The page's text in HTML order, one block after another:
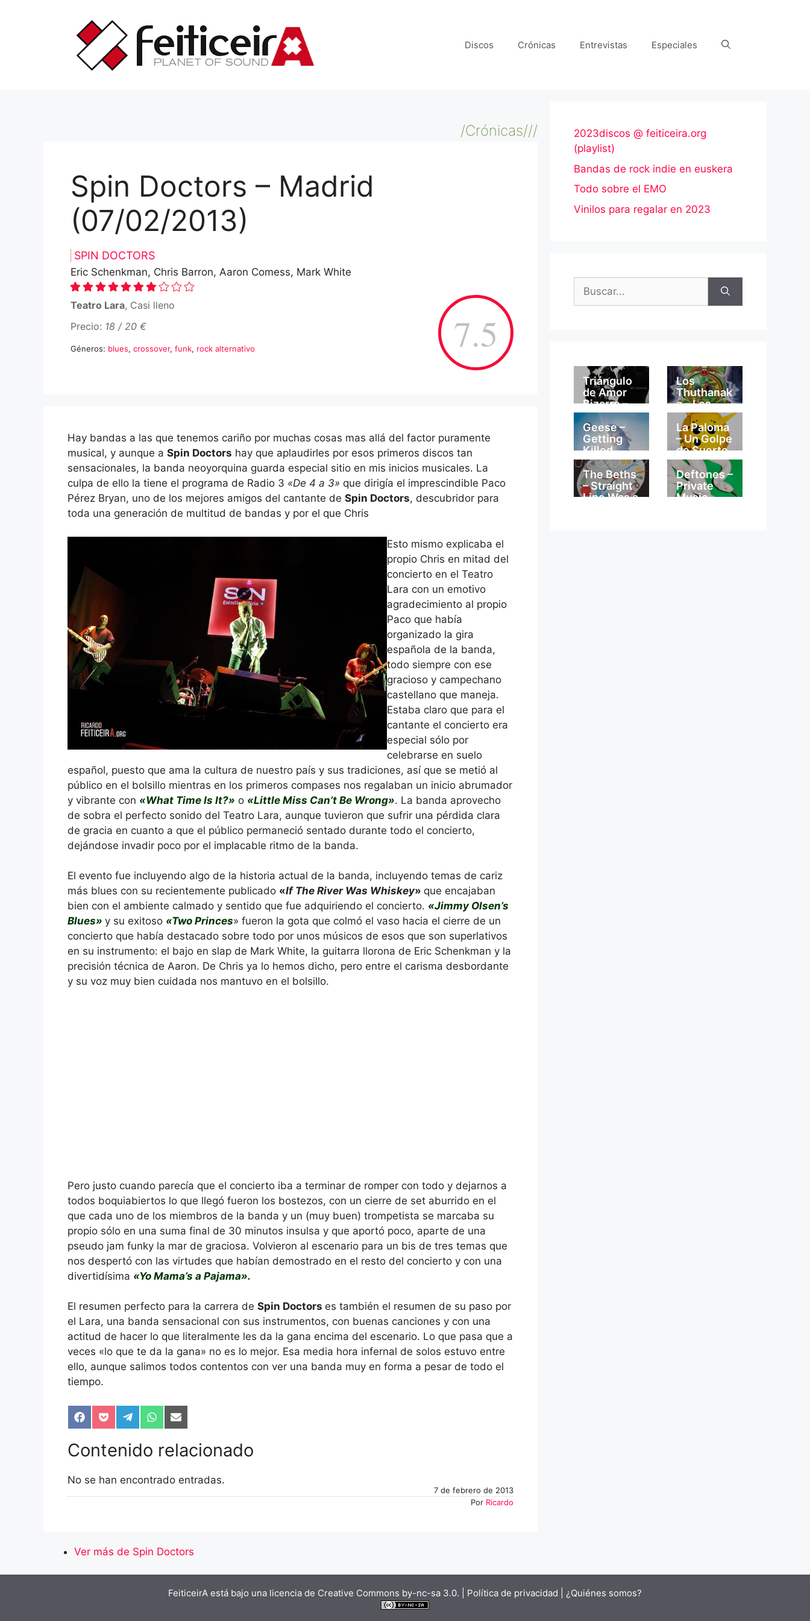
Discos Crónicas Entrevistas Especiales
/Crónicas///
Spin Doctors – Madrid
(07/02/2013)
SPIN DOCTORS
Eric Schenkman, Chris Barron, Aaron Comess, Mark White
7.5
Teatro Lara, Casi lleno
Precio: 18 / 20 €
Géneros: blues, crossover, funk, rock alternativo
Hay bandas a las que tenemos cariño por muchas cosas mas allá del factor puramente
musical, y aunque a Spin Doctors hay que aplaudirles por esos primeros discos tan
sensacionales, la banda neoyorquina guarda especial sitio en mis inicios musicales. La
culpa de ello la tiene el programa de Radio 3 «De 4 a 3» que dirigía el imprescindible Paco
Pérez Bryan, uno de los mejores amigos del cantante de Spin Doctors, descubridor para
toda una generación de multitud de bandas y por el que Chris
Esto mismo explicaba el
propio Chris en mitad del
concierto en el Teatro
Lara con un emotivo
agradecimiento al propio
Paco que había
organizado la gira
española de la banda,
todo siempre con ese
gracioso y campechano
castellano que maneja.
Estaba claro que para el
cantante el concierto era
especial sólo por
celebrarse en suelo
español, puesto que ama la cultura de nuestro país y sus tradiciones, así que se metió al
público en el bolsillo mientras en los primeros compases nos regalaban un inicio abrumador
y vibrante con «What Time Is It?» o «Little Miss Can’t Be Wrong». La banda aprovecho
de sobra el perfecto sonido del Teatro Lara, aunque tuvieron que sufrir una pérdida clara
de gracia en cuanto a que el público permaneció sentado durante todo el concierto,
dejándose invadir poco por el implacable ritmo de la banda.
El evento fue incluyendo algo de la historia actual de la banda, incluyendo temas de cariz
más blues con su recientemente publicado «If The River Was Whiskey» que encajaban
bien con el ambiente calmado y sentido que fue adquiriendo el concierto. «Jimmy Olsen’s
Blues» y su exitoso «Two Princes» fueron la gota que colmó el vaso hacia el cierre de un
concierto que había destacado sobre todo por unos músicos de esos que son superlativos
en su instrumento: el bajo en slap de Mark White, la guitarra llorona de Eric Schenkman y la
precisión técnica de Aaron. De Chris ya lo hemos dicho, pero entre el carisma desbordante
y su voz muy bien cuidada nos mantuvo en el bolsillo.
Pero justo cuando parecía que el concierto iba a terminar de romper con todo y dejarnos a
todos boquiabiertos lo que llegó fueron los bostezos, con un cierre de set aburrido en el
que cada uno de los miembros de la banda y un (muy buen) trompetista se marcaba su
propio sólo en una suma final de 30 minutos insulsa y que aportó poco, aparte de una
pseudo jam funky la mar de graciosa. Volvieron al escenario para un bis de tres temas que
nos despertó con las virtudes que habían demostrado en el resto del concierto y con una
divertidísima «Yo Mama’s a Pajama».
El resumen perfecto para la carrera de Spin Doctors es también el resumen de su paso por
el Lara, una banda sensacional con sus instrumentos, con buenas canciones y con una
actitud de hacer lo que literalmente les da la gana encima del escenario. Lo que pasa que a
veces «lo que te da la gana» no es lo mejor. Esa media hora infernal de solos estuvo entre
ello, aunque salimos todos contentos con ver una banda muy en forma a pesar de todo el
tiempo.
Compartir
en
Facebook
Compartir
en
Pocket
Compartir
en
Telegram
Compartir
en
WhatsApp
Compartir
en
Email
Contenido relacionado
No se han encontrado entradas.
7 de febrero de 2013
Por Ricardo
Ver más de Spin Doctors
2023discos @ feiticeira.org
(playlist)
Bandas de rock indie en euskera
Todo sobre el EMO
Vinilos para regalar en 2023
Triángulo
de Amor
Bizarro –
Mi
Catedral
Los
Thuthanak
a – Los
Thuthanak
a
Geese –
Getting
Killed
La Paloma
– Un Golpe
de Suerte
The Beths
– Straight
Line Was a
Deftones –
Private
Music
FeiticeirA está bajo una licencia de Creative Commons by-nc-sa 3.0. | Política de privacidad | ¿Quiénes somos?